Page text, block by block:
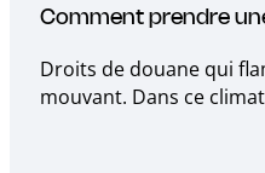
Comment prendre
Droits de douane qui
mouvant. Dans ce